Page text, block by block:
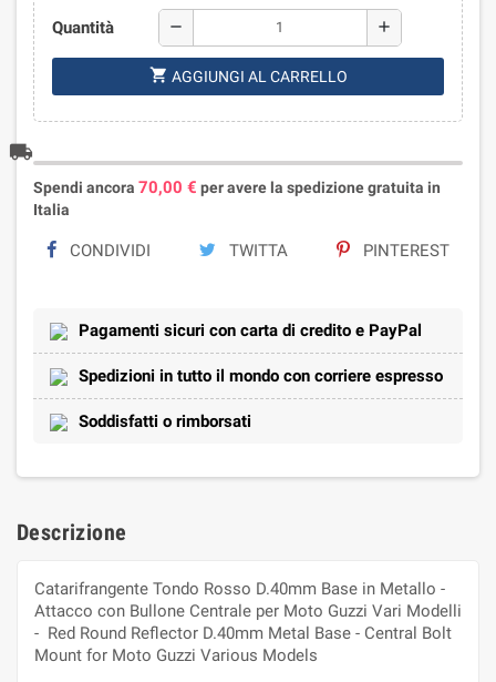
Quantità remove add
shopping_cart AGGIUNGI AL CARRELLO
local_shipping
Spendi ancora 70,00 € per avere la spedizione gratuita in
Italia
CONDIVIDI TWITTA PINTEREST
Pagamenti sicuri con carta di credito e PayPal
Spedizioni in tutto il mondo con corriere espresso
Soddisfatti o rimborsati
Descrizione
Catarifrangente Tondo Rosso D.40mm Base in Metallo -
Attacco con Bullone Centrale per Moto Guzzi Vari Modelli
- Red Round Reflector D.40mm Metal Base - Central Bolt
Mount for Moto Guzzi Various Models